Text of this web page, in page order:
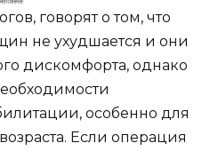
говорят о том, что
не ухудшается и они
дискомфорта, однако
особенно для
Если операция